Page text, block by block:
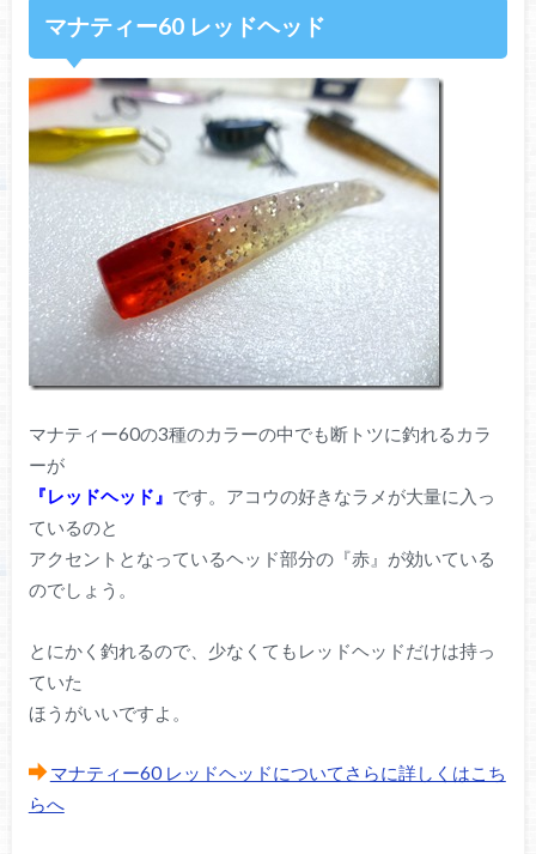
マナティー60 レッドヘッド
マナティー60の3種のカラーの中でも断トツに釣れるカラ
ーが
『レッドヘッド』 です。アコウの好きなラメが大量に入っ
ているのと
アクセントとなっているヘッド部分の『赤』が効いている
のでしょう。
とにかく釣れるので、少なくてもレッドヘッドだけは持っ
ていた
ほうがいいですよ。
マナティー60 レッドヘッドについてさらに詳しくはこち
らへ